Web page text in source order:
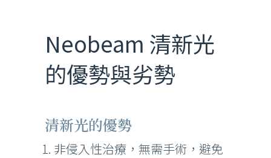
Neobeam 清新光
的優勢與劣勢
清新光的優勢
非侵入性治療，無需手術，避免